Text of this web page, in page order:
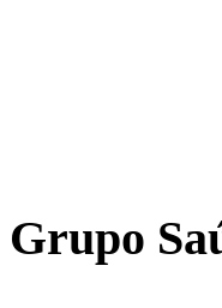
Grupo